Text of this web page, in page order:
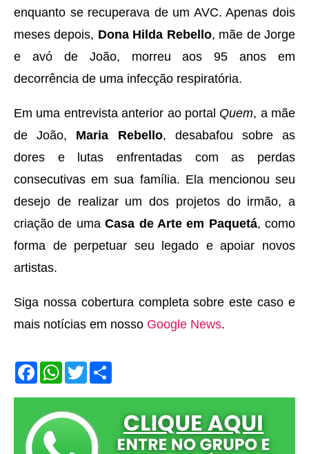
enquanto se recuperava de um AVC. Apenas dois
meses depois, Dona Hilda Rebello, mãe de Jorge
e avó de João, morreu aos 95 anos em
decorrência de uma infecção respiratória.
Em uma entrevista anterior ao portal Quem, a mãe
de João, Maria Rebello, desabafou sobre as
dores e lutas enfrentadas com as perdas
consecutivas em sua família. Ela mencionou seu
desejo de realizar um dos projetos do irmão, a
criação de umaCasa de Arte em Paquetá, como
forma de perpetuar seu legado e apoiar novos
artistas.
Siga nossa cobertura completa sobre este caso e
mais notícias em nosso Google News.
F
a
e
o
o
W
h
t
s
A
T
w
t
e
r
r